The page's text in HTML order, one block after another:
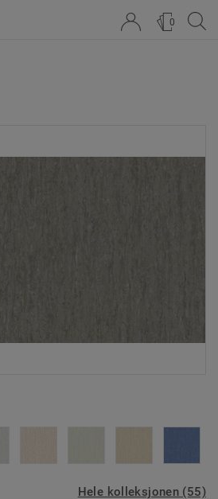
0
Hele kolleksjonen (55)